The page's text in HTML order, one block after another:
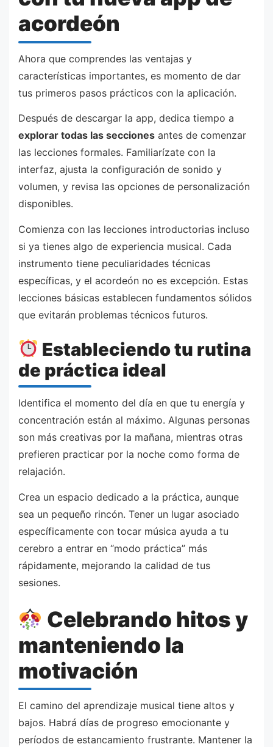
acordeón
Ahora que comprendes las ventajas y
características importantes, es momento de dar
tus primeros pasos prácticos con la aplicación.
Después de descargar la app, dedica tiempo a
explorar todas las secciones antes de comenzar
las lecciones formales. Familiarízate con la
interfaz, ajusta la configuración de sonido y
volumen, y revisa las opciones de personalización
disponibles.
Comienza con las lecciones introductorias incluso
si ya tienes algo de experiencia musical. Cada
instrumento tiene peculiaridades técnicas
específicas, y el acordeón no es excepción. Estas
lecciones básicas establecen fundamentos sólidos
que evitarán problemas técnicos futuros.
Estableciendo tu rutina
de práctica ideal
Identifica el momento del día en que tu energía y
concentración están al máximo. Algunas personas
son más creativas por la mañana, mientras otras
prefieren practicar por la noche como forma de
relajación.
Crea un espacio dedicado a la práctica, aunque
sea un pequeño rincón. Tener un lugar asociado
específicamente con tocar música ayuda a tu
cerebro a entrar en “modo práctica” más
rápidamente, mejorando la calidad de tus
sesiones.
Celebrando hitos y
manteniendo la
motivación
El camino del aprendizaje musical tiene altos y
bajos. Habrá días de progreso emocionante y
períodos de estancamiento frustrante. Mantener la